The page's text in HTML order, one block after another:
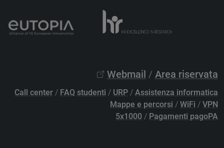
Webmail / Area riservata
Call center / FAQ studenti / URP / Assistenza informatica
Mappe e percorsi / WiFi / VPN
5x1000 / Pagamenti pagoPA